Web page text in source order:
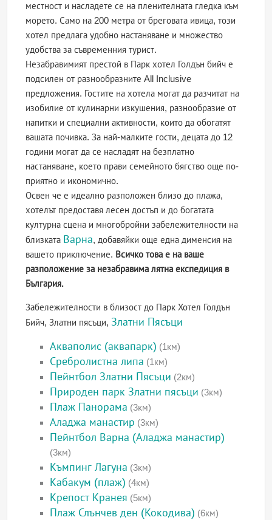
местност и насладете се на пленителната гледка към
морето. Само на 200 метра от бреговата ивица, този
хотел предлага удобно настаняване и множество
удобства за съвременния турист.
Незабравимият престой в Парк хотел Голдън бийч е
подсилен от разнообразните All Inclusive
предложения. Гостите на хотела могат да разчитат на
изобилие от кулинарни изкушения, разнообразие от
напитки и специални активности, които да обогатят
вашата почивка. За най-малките гости, децата до 12
години могат да се насладят на безплатно
настаняване, което прави семейното бягство още по-
приятно и икономично.
Освен че е идеално разположен близо до плажа,
хотелът предоставя лесен достъп и до богатата
културна сцена и многобройни забележителности на
близката Варна, добавяйки още една дименсия на
вашето приключение. Всичко това е на ваше
разположение за незабравима лятна експедиция в
България.
Забележителности в близост до Парк Хотел Голдън
Бийч, Златни пясъци, Златни Пясъци
Акваполис (аквапарк) (1км)
Сребролистна липа (1км)
Пейнтбол Златни Пясъци (2км)
Природен парк Златни пясъци (3км)
Плаж Панорама (3км)
Аладжа манастир (3км)
Пейнтбол Варна (Аладжа манастир)
(3км)
Къмпинг Лагуна (3км)
Кабакум (плаж) (4км)
Крепост Кранея (5км)
Плаж Слънчев ден (Кокодива) (6км)